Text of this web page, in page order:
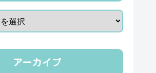
アーカイブ